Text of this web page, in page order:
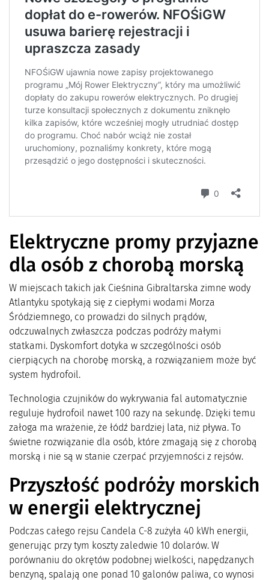
Elektryczne promy przyjazne
dla osób z chorobą morską
W miejscach takich jak Cieśnina Gibraltarska zimne wody
Atlantyku spotykają się z ciepłymi wodami Morza
Śródziemnego, co prowadzi do silnych prądów,
odczuwalnych zwłaszcza podczas podróży małymi
statkami. Dyskomfort dotyka w szczególności osób
cierpiących na chorobę morską, a rozwiązaniem może być
system hydrofoil.
Technologia czujników do wykrywania fal automatycznie
reguluje hydrofoil nawet 100 razy na sekundę. Dzięki temu
załoga ma wrażenie, że łódź bardziej lata, niż pływa. To
świetne rozwiązanie dla osób, które zmagają się z chorobą
morską i nie są w stanie czerpać przyjemności z rejsów.
Przyszłość podróży morskich
w energii elektrycznej
Podczas całego rejsu Candela C-8 zużyła 40 kWh energii,
generując przy tym koszty zaledwie 10 dolarów. W
porównaniu do okrętów podobnej wielkości, napędzanych
benzyną, spalają one ponad 10 galonów paliwa, co wynosi